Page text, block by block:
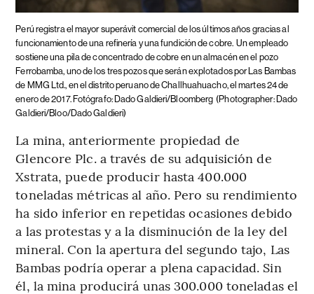
Perú registra el mayor superávit comercial de los últimos años gracias al
funcionamiento de una refinería y una fundición de cobre. Un empleado
sostiene una pila de concentrado de cobre en un almacén en el pozo
Ferrobamba, uno de los tres pozos que serán explotados por Las Bambas
de MMG Ltd., en el distrito peruano de Challhuahuacho, el martes 24 de
enero de 2017. Fotógrafo: Dado Galdieri/Bloomberg (Photographer: Dado
Galdieri/Bloo/Dado Galdieri)
La mina, anteriormente propiedad de
Glencore Plc. a través de su adquisición de
Xstrata, puede producir hasta 400.000
toneladas métricas al año. Pero su rendimiento
ha sido inferior en repetidas ocasiones debido
a las protestas y a la disminución de la ley del
mineral. Con la apertura del segundo tajo, Las
Bambas podría operar a plena capacidad. Sin
él, la mina producirá unas 300.000 toneladas el